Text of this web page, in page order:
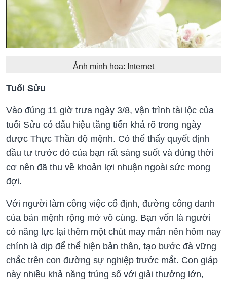
Ảnh minh họa: Internet
Tuổi Sửu
Vào đúng 11 giờ trưa ngày 3/8, vận trình tài lộc của
tuổi Sửu có dấu hiệu tăng tiến khá rõ trong ngày
được Thực Thần độ mệnh. Có thể thấy quyết định
đầu tư trước đó của bạn rất sáng suốt và đúng thời
cơ nên đã thu về khoản lợi nhuận ngoài sức mong
đợi.
Với người làm công việc cố định, đường công danh
của bản mệnh rộng mở vô cùng. Bạn vốn là người
có năng lực lại thêm một chút may mắn nên hôm nay
chính là dịp để thể hiện bản thân, tạo bước đà vững
chắc trên con đường sự nghiệp trước mắt. Con giáp
này nhiều khả năng trúng số với giải thưởng lớn,